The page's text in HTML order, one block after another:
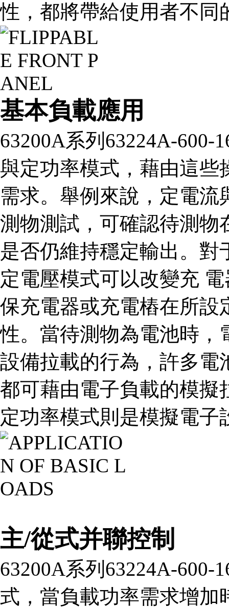
性，都將帶給使用者不同
基本負載應用
63200A系列63224A-600-
與定功率模式，藉由這些
需求。舉例來說，定電
測物測試，可確認待測物
是否仍維持穩定輸出。
定電壓模式可以改變充
保充電器或充電樁在所設
性。當待測物為電池時，
設備拉載的行為，許多電
都可藉由電子負載的模擬
定功率模式則是模擬電
主/從式并聯控制
63200A系列63224A-600-
式，當負載功率需求增加